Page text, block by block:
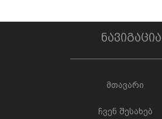
ნავიგაცია
მთავარი
ჩვენ შესახებ